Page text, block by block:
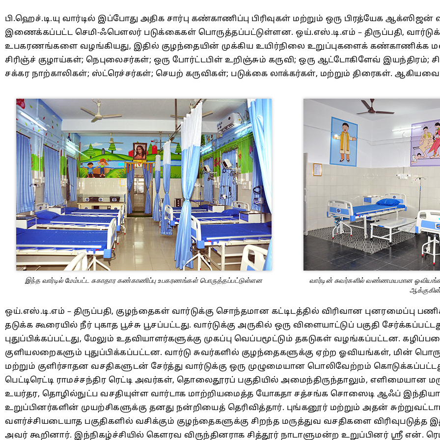
பி.ஹெச்.டி.யு வார்டில் இப்போது அதிக சார்பு கண்காணிப்பு பிரிவுகள் மற்றும் ஒரு பிரத்யேக
இணைக்கப்பட்ட செமி-ஃபெளலர் படுக்கைகள் பொருத்தப்பட்டுள்ளன. ஒய்.எஸ்.டி.எம் – திருப்பதி,
உபகரணங்களை வழங்கியது, இதில் குழந்தையின் முக்கிய உயிர்நிலை உறுப்புகளைக் கண்காணிக்க
சிரிஞ்ச் குழாய்கள்; நெபுலைசர்கள்; ஒரு போர்ட்டபிள் உறிஞ்சும் கருவி; ஒரு ஆட்டோகிளேவ் இயந்திரம்;
சக்கர நாற்காலிகள்; ஸ்ட்ரெச்சர்கள்; செயற் கருவிகள்; படுக்கை லாக்கர்கள், மற்றும் திரைகள்.
இந்த வார்டில் மேம்பட்ட சுகாதார கண்காணிப்பு உபகரணங்கள் பொருத்தப்பட்டுள்ளன
வார்டின் சுவர்களில் வண்ணமயமான
ஒய்.எஸ்.டி.எம் – திருப்பதி, குழந்தைகள் வார்டுக்கு சொந்தமான கட்டிடத்தில் விரிவான புனரமைப்பு
தடுக்க கூரையில் நீர் புகாத பூச்சு பூசப்பட்டது. வார்டுக்கு அருகில் ஒரு விளையாட்டுப் பகுதி
புதுப்பிக்கப்பட்டது, மேலும் உதவியாளர்களுக்கு முகப்பு வெப்பமூட்டும் தகடுகள் வழங்கப்பட்டன.
குளியலறைகளும் புதுப்பிக்கப்பட்டன. வார்டு சுவர்களில் குழந்தைகளுக்கு ஏற்ற ஓவியங்கள், மின்
மற்றும் குளிர்சாதன வசதிகளுடன் சேர்த்து வார்டுக்கு ஒரு முழுமையான பொலிவேற்றம்
பெட்டிரெட்டி ராமச்சந்திர ரெட்டி அவர்கள், தொலைதூரப் பகுதியில் அமைந்திருந்தாலும்,
உயர்தர, தொழில்நுட்ப வசதியுள்ள வார்டாக மாற்றியமைத்த யோகதா சத்சங்க சொஸைடி ஆஃப்
உறுப்பினர்களின் முயற்சிகளுக்கு தனது நன்றியைத் தெரிவித்தார். புங்கனூர் மற்றும் அதன்
வளர்ச்சியடையாத பகுதிகளில் வசிக்கும் குழந்தைகளுக்கு சிறந்த மருத்துவ வசதிகளை விரிவுபடுத்த
அவர் கூறினார். இந்நிகழ்ச்சியில் கௌரவ விருந்தினராக சித்தூர் நாடாளுமன்ற உறுப்பினர் ஸ்ரீ என்.